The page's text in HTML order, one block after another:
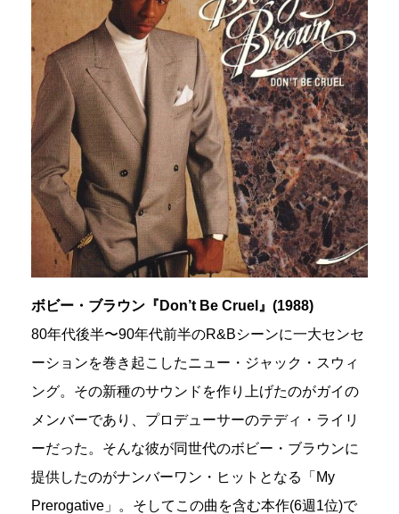
ボビー・ブラウン『Don’t Be Cruel』(1988)
80年代後半〜90年代前半のR&Bシーンに一大センセ
ーションを巻き起こしたニュー・ジャック・スウィ
ング。その新種のサウンドを作り上げたのがガイの
メンバーであり、プロデューサーのテディ・ライリ
ーだった。そんな彼が同世代のボビー・ブラウンに
提供したのがナンバーワン・ヒットとなる「My
Prerogative」。そしてこの曲を含む本作(6週1位)で